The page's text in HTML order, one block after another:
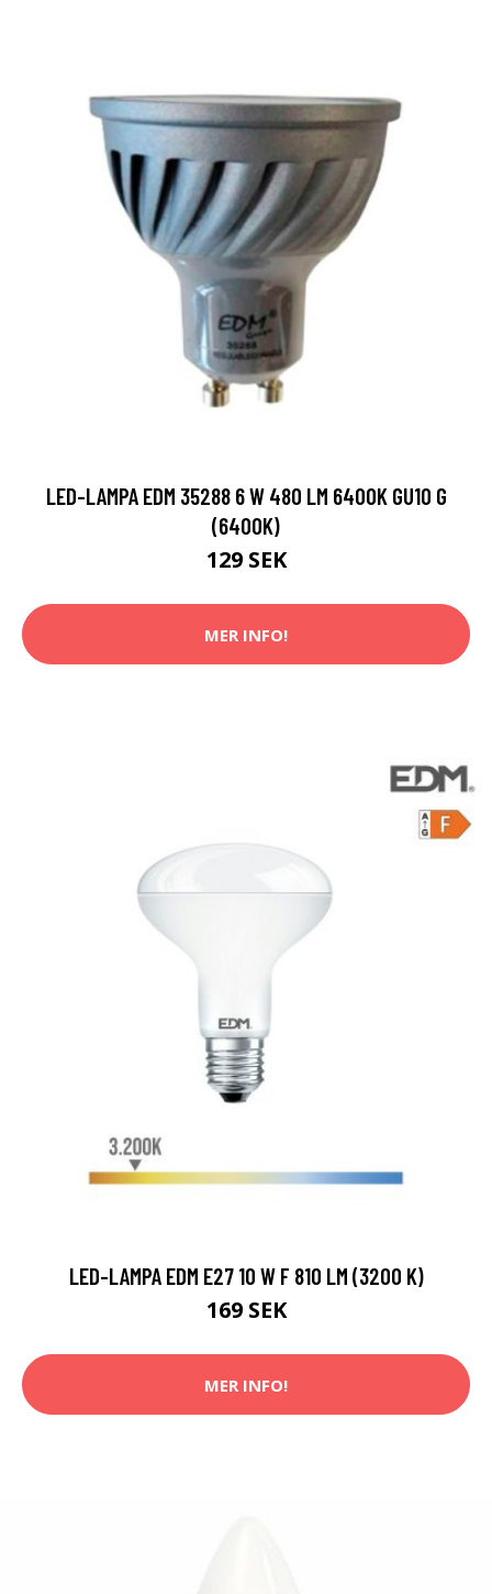
LED-LAMPA EDM 35288 6 W 480 LM 6400K GU10 G
(6400K)
129 SEK
MER INFO!
LED-LAMPA EDM E27 10 W F 810 LM (3200 K)
169 SEK
MER INFO!